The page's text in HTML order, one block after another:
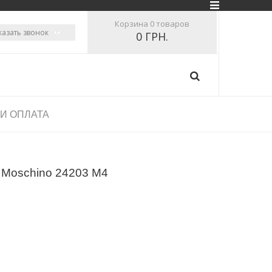
звонок
Корзина 0 товаров
0 ГРН.
ОПЛАТА
24203 M4